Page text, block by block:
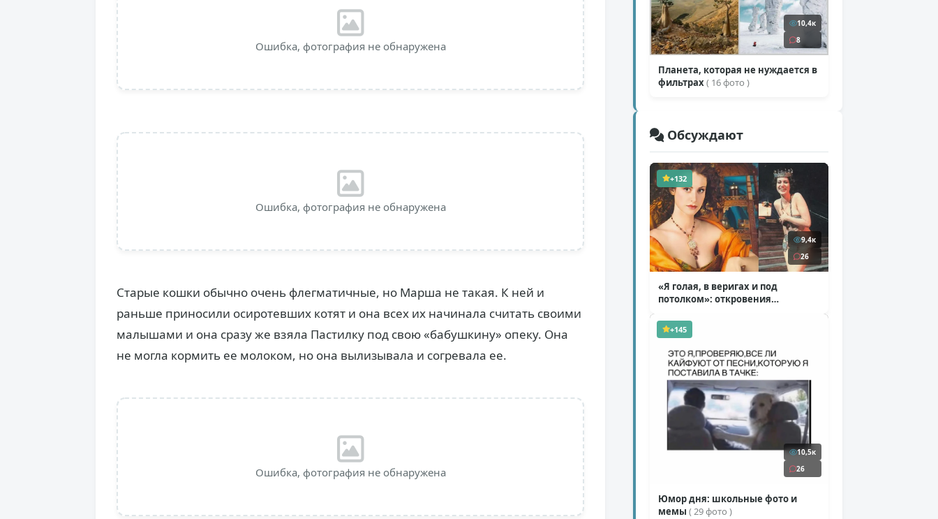
Ошибка, фотография не обнаружена
Ошибка, фотография не обнаружена
Старые кошки обычно очень флегматичные, но Марша не такая. К ней и
раньше приносили осиротевших котят и она всех их начинала считать своими
малышами и она сразу же взяла Пастилку под свою «бабушкину» опеку. Она
не могла кормить ее молоком, но она вылизывала и согревала ее.
Ошибка, фотография не обнаружена
10,4к
8
Планета, которая не нуждается в
фильтрах( 16 фото )
Обсуждают
+132
9,4к
26
«Я голая, в веригах и под
потолком»: откровения
( 11 фото )
+145
10,5к
26
Юмор дня: школьные фото и
мемы ( 29 фото )